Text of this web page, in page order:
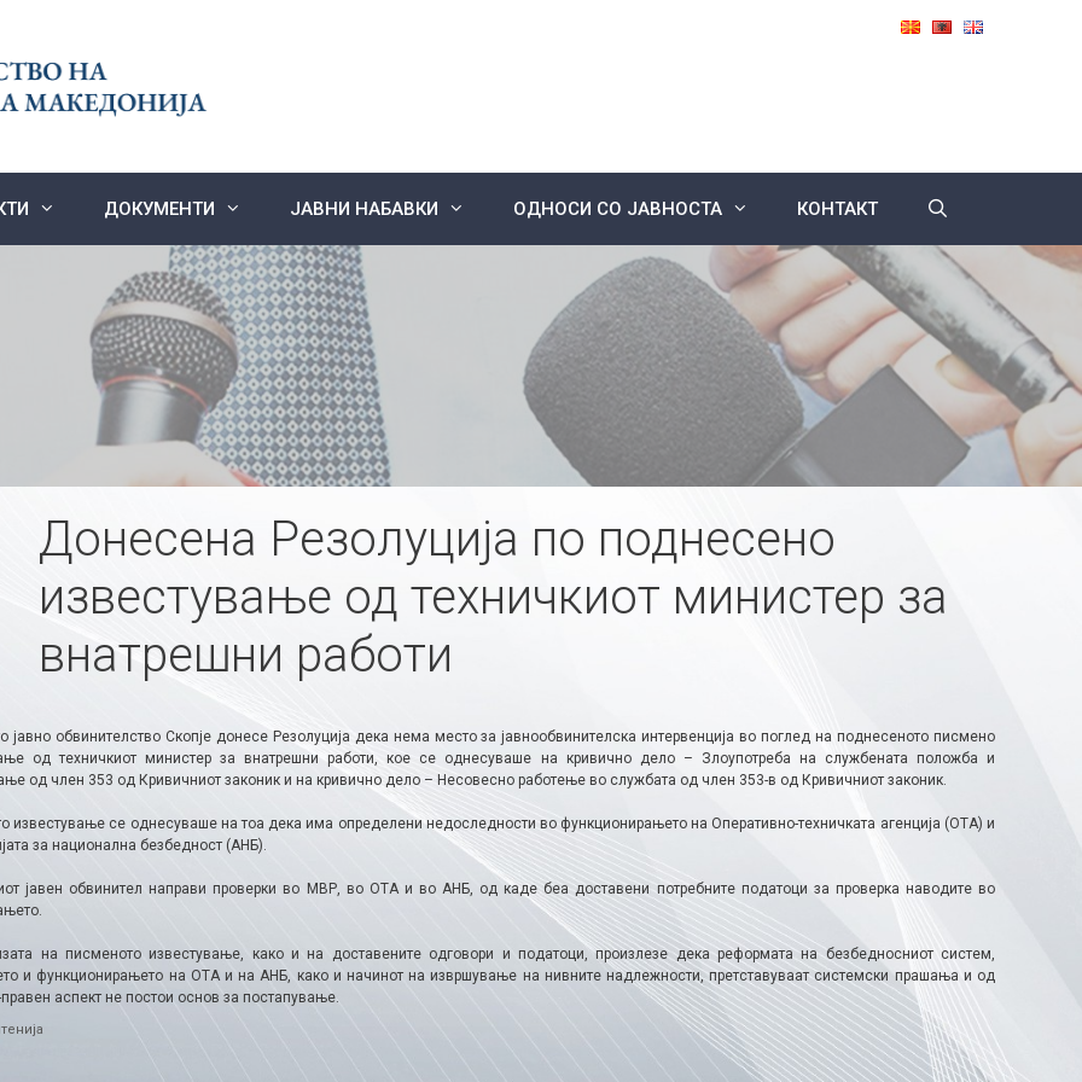
ДОКУМЕНТИ ЈАВНИ НАБАВКИ ОДНОСИ СО ЈАВНОСТА КОНТАКТ
Донесена Резолуција по поднесено
известување од техничкиот министер за
внатрешни работи
јавно обвинителство Скопје донесе Резолуција дека нема место за јавнообвинителска интервенција во поглед на поднесеното писмено
од техничкиот министер за внатрешни работи, кое се однесуваше на кривично дело – Злоупотреба на службената положба и
од член 353 од Кривичниот законик и на кривично дело – Несовесно работење во службата од член 353-в од Кривичниот законик.
известување се однесуваше на тоа дека има определени недоследности во функционирањето на Оперативно-техничката агенција (ОТА) и
за национална безбедност (АНБ).
јавен обвинител направи проверки во МВР, во ОТА и во АНБ, од каде беа доставени потребните податоци за проверка наводите во
на писменото известување, како и на доставените одговори и податоци, произлезе дека реформата на безбедносниот систем,
и функционирањето на ОТА и на АНБ, како и начинот на извршување на нивните надлежности, претставуваат системски прашања и од
аспект не постои основ за постапување.